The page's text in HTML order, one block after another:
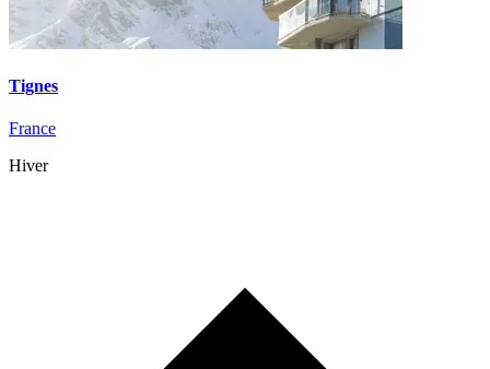
Tignes
France
Hiver